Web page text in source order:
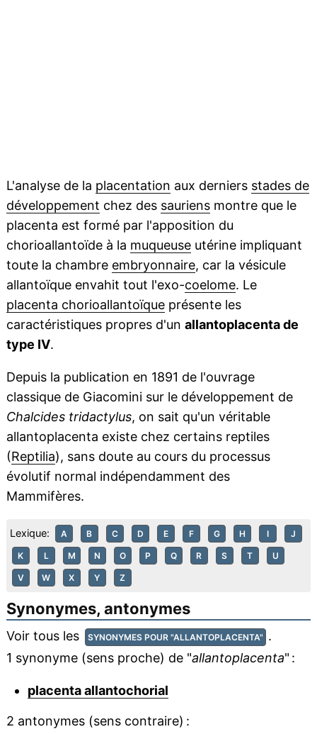
L'analyse de la placentation aux derniers stades de
développement chez des sauriensmontre que le
placenta est formé par l'apposition du
chorioallantoïde à la muqueuseutérine impliquant
toute la chambre embryonnaire, car la vésicule
allantoïque envahit tout l'exo-coelome. Le
placenta chorioallantoïqueprésente les
caractéristiques propres d'un allantoplacenta de
type IV.
Depuis la publication en 1891 de l'ouvrage
classique de Giacomini sur le développement de
Chalcides tridactylus, on sait qu'un véritable
allantoplacenta existe chez certains reptiles
(Reptilia), sans doute au cours du processus
évolutif normal indépendamment des
Mammifères.
Lexique: A B C D E F G H I J
K L M N O P Q R S T U
V W X Y Z
Synonymes, antonymes
Voir tous les SYNONYMES POUR "ALLANTOPLACENTA" .
1 synonyme (sens proche) de "allantoplacenta" :
placenta allantochorial
2 antonymes (sens contraire) :